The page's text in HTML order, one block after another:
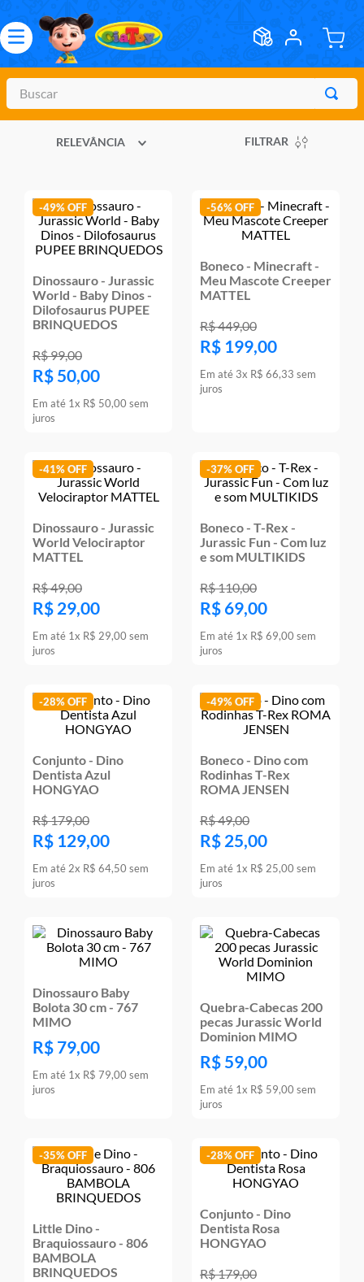
Buscar
RELEVÂNCIA FILTRAR
-49%
Dinossauro - Jurassic
World - Baby Dinos -
Dilofosaurus PUPEE
BRINQUEDOS
R$99,00
R$ 50,00
Em até 1x R$ 50,00 sem
juros
-56%
Boneco - Minecraft -
Meu Mascote Creeper
MATTEL
R$449,00
R$ 199,00
Em até 3x R$ 66,33 sem
juros
-41%
Dinossauro - Jurassic
World Velociraptor
MATTEL
R$49,00
R$ 29,00
Em até 1x R$ 29,00 sem
juros
-37%
Boneco - T-Rex -
Jurassic Fun - Com luz
e som MULTIKIDS
R$110,00
R$ 69,00
Em até 1x R$ 69,00 sem
juros
-28%
Conjunto - Dino
Dentista Azul
HONGYAO
R$179,00
R$ 129,00
Em até 2x R$ 64,50 sem
juros
-49%
Boneco - Dino com
Rodinhas T-Rex
ROMA JENSEN
R$49,00
R$ 25,00
Em até 1x R$ 25,00 sem
juros
Dinossauro Baby
Bolota 30 cm - 767
MIMO
R$ 79,00
Em até 1x R$ 79,00 sem
juros
Quebra-Cabecas 200
pecas Jurassic World
Dominion MIMO
R$ 59,00
Em até 1x R$ 59,00 sem
juros
-35%
Little Dino -
Braquiossauro - 806
BAMBOLA
BRINQUEDOS
-28%
Conjunto - Dino
Dentista Rosa
HONGYAO
R$179,00
TERMOS MAIS BUSCADOS
meninos
barbie
master of the universe
6º
bebes
7º
boneca
8º
pokemon
º
jogos
10º rainbow high